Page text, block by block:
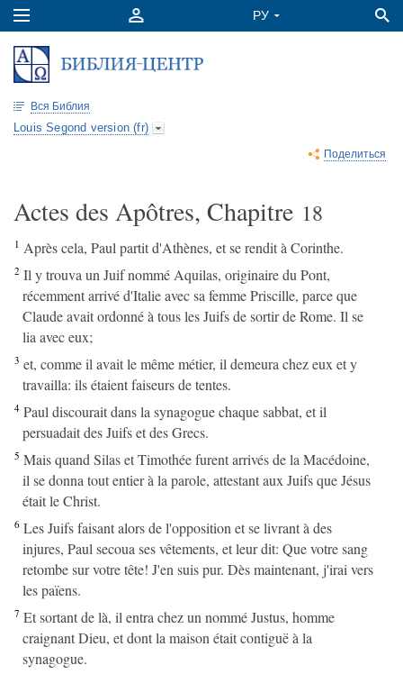
Вся Библия
Louis Segond version (fr)
Поделиться
Actes des Apôtres, Chapitre 18
1 Après cela, Paul partit d'Athènes, et se rendit à Corinthe.
2 Il y trouva un Juif nommé Aquilas, originaire du Pont,
récemment arrivé d'Italie avec sa femme Priscille, parce que
Claude avait ordonné à tous les Juifs de sortir de Rome. Il se
lia avec eux;
3 et, comme il avait le même métier, il demeura chez eux et y
travailla: ils étaient faiseurs de tentes.
4 Paul discourait dans la synagogue chaque sabbat, et il
persuadait des Juifs et des Grecs.
5 Mais quand Silas et Timothée furent arrivés de la Macédoine,
il se donna tout entier à la parole, attestant aux Juifs que Jésus
était le Christ.
6 Les Juifs faisant alors de l'opposition et se livrant à des
injures, Paul secoua ses vêtements, et leur dit: Que votre sang
retombe sur votre tête! J'en suis pur. Dès maintenant, j'irai vers
les païens.
7 Et sortant de là, il entra chez un nommé Justus, homme
craignant Dieu, et dont la maison était contiguë à la
synagogue.